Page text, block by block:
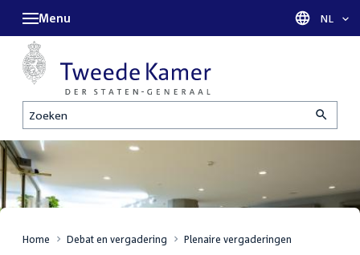
Zoeken
Menu Taal
NL
Home Debat en vergadering Plenaire vergaderingen